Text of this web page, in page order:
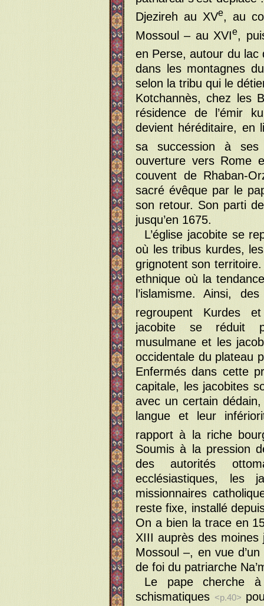
Djezireh au XVe, au
Mossoul – au XVIe
,
en Perse, autour du lac
dans les montagnes
selon la tribu qui le
Kotchannès, chez les
résidence de l’émir
devient héréditaire, en
sa succession à
ouverture vers Rome
couvent de Rhaban-
sacré évêque par le
son retour. Son parti
jusqu’en 1675.
L’église jacobite se
où les tribus kurdes,
grignotent son
ethnique où la
l’islamisme. Ainsi,
regroupent Kurdes
jacobite se réduit
musulmane et les
occidentale du plateau
Enfermés dans cette
capitale, les jacobites
avec un certain
langue et leur
rapport à la riche
Soumis à la pression
des autorités
ecclésiastiques, les
missionnaires
reste fixe, installé
On a bien la trace en
XIII auprès des
Mossoul –, en vue
de foi du patriarche
Le pape cherche à
schismatiques <p.40>